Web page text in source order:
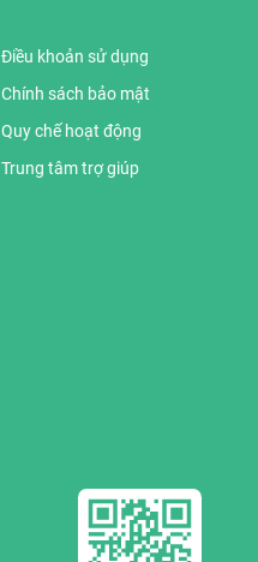
Điều khoản sử dụng
Chính sách bảo mật
Quy chế hoạt động
Trung tâm trợ giúp